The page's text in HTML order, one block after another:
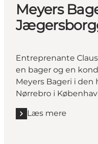
Meyers
Entreprenante
en bager og en
Meyers Bageri i
Nørrebro i
Læs mere
Læs mere "Meyers